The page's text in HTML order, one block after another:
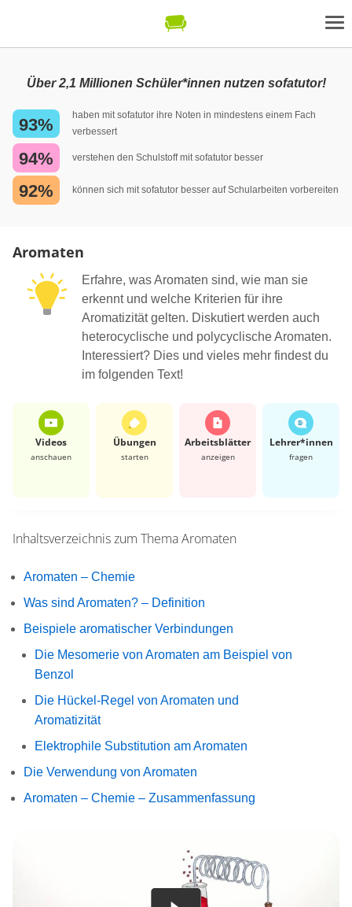
Über 2,1 Millionen Schüler*innen nutzen sofatutor!
93%
haben mit sofatutor ihre Noten in mindestens einem Fach
verbessert
94% verstehen den Schulstoff mit sofatutor besser
92% können sich mit sofatutor besser auf Schularbeiten vorbereiten
Aromaten
Erfahre, was Aromaten sind, wie man sie
erkennt und welche Kriterien für ihre
Aromatizität gelten. Diskutiert werden auch
heterocyclische und polycyclische Aromaten.
Interessiert? Dies und vieles mehr findest du
im folgenden Text!
Videos
anschauen
Übungen
starten
Arbeits­blätter
anzeigen
Lehrer*​innen
fragen
Inhaltsverzeichnis zum ThemaAromaten
Aromaten – Chemie
Was sind Aromaten? – Definition
Beispiele aromatischer Verbindungen
Die Mesomerie von Aromaten am Beispiel von
Benzol
Die Hückel-Regel von Aromaten und
Aromatizität
Elektrophile Substitution am Aromaten
Die Verwendung von Aromaten
Aromaten – Chemie – Zusammenfassung